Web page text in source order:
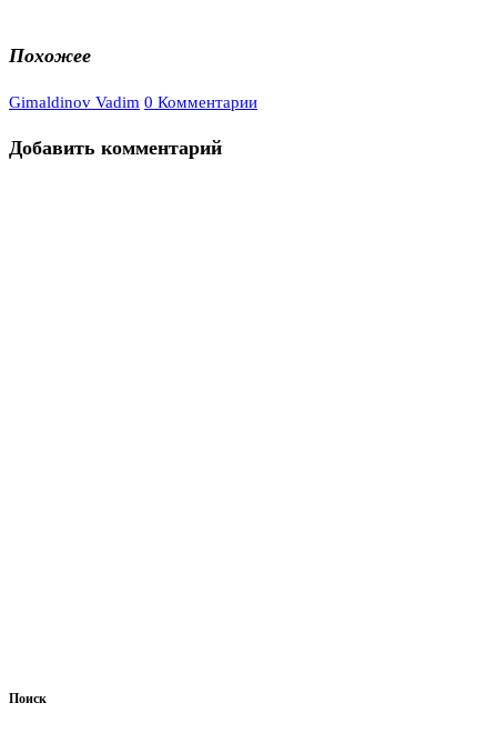
Похожее
Gimaldinov Vadim 0 Комментарии
Добавить комментарий
Поиск